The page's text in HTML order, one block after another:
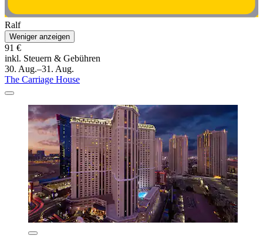
Ralf
Weniger anzeigen
91 €
inkl. Steuern & Gebühren
30. Aug.–31. Aug.
The Carriage House